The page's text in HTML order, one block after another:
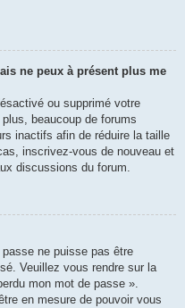
ne peux à présent plus me
ou supprimé votre
beaucoup de forums
inactifs afin de réduire la taille
inscrivez-vous de nouveau et
discussions du forum.
ne puisse pas être
Veuillez vous rendre sur la
mon mot de passe ».
en mesure de pouvoir vous